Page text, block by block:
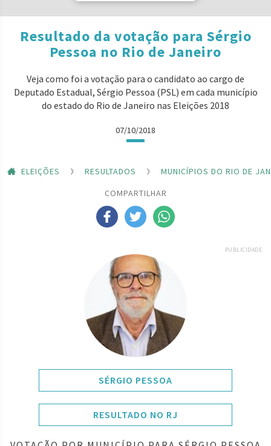
Resultado da votação para Sérgio
Pessoa no Rio de Janeiro
Veja como foi a votação para o candidato ao cargo de
Deputado Estadual, Sérgio Pessoa (PSL) em cada município
do estado do Rio de Janeiro nas Eleições 2018
07/10/2018
ELEIÇÕES RESULTADOS
MUNICÍPIOS DO RIO DE
COMPARTILHAR
PUBLICIDADE
SÉRGIO PESSOA
RESULTADO NO RJ